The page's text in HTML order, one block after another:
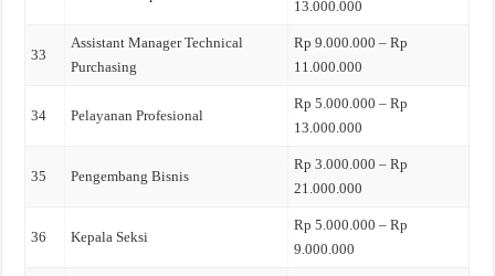
13.000.000
33
Assistant Manager Technical
Purchasing
Rp 9.000.000 – Rp
11.000.000
34 Pelayanan Profesional
Rp 5.000.000 – Rp
13.000.000
35 Pengembang Bisnis
Rp 3.000.000 – Rp
21.000.000
36 Kepala Seksi
Rp 5.000.000 – Rp
9.000.000